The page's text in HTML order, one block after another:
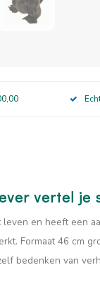
vertel je
en heeft een
Formaat 46 cm
bedenken van